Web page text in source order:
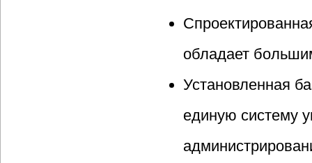
обладает
Установленная
единую систему